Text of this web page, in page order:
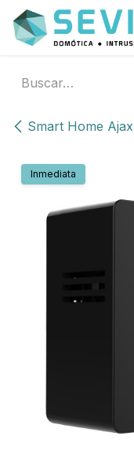
Ir al contenido
Smart Home Ajax
Inmediata